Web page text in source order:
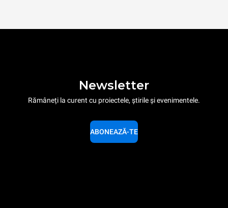
Newsletter
Rămâneți la curent cu proiectele, știrile și evenimentele.
ABONEAZĂ-TE